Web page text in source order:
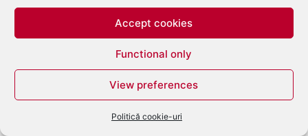
Accept cookies
Functional only
View preferences
Politică cookie-uri